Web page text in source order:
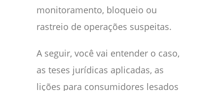
monitoramento, bloqueio ou
rastreio de operações suspeitas.
A seguir, você vai entender o caso,
as teses jurídicas aplicadas, as
lições para consumidores lesados